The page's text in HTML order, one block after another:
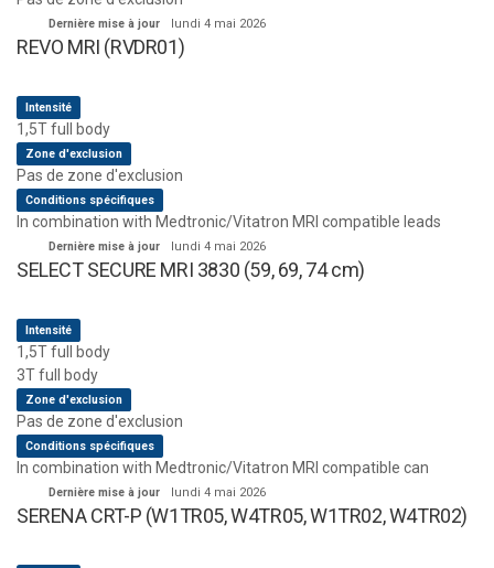
Dernière mise à jour lundi 4 mai 2026
REVO MRI (RVDR01)
Intensité
1,5T full body
Zone d'exclusion
Pas de zone d'exclusion
Conditions spécifiques
In combination with Medtronic/Vitatron MRI compatible leads
Dernière mise à jour lundi 4 mai 2026
SELECT SECURE MRI 3830 (59, 69, 74 cm)
Intensité
1,5T full body
3T full body
Zone d'exclusion
Pas de zone d'exclusion
Conditions spécifiques
In combination with Medtronic/Vitatron MRI compatible can
Dernière mise à jour lundi 4 mai 2026
SERENA CRT-P (W1TR05, W4TR05, W1TR02, W4TR02)